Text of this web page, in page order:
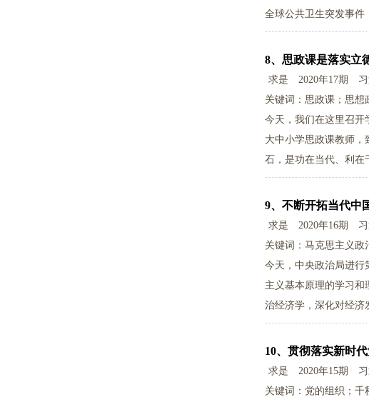
全球公共卫生突发事件
8、 思政课是落实立
求是 2020年17期
关键词：思政课；思
今天，我们在这里召开
大中小学思政课教师，
石，是功在当代、利在
具有决定性意义。
9、 不断开拓当代中
求是 2020年16期
关键词：马克思主义
今天，中央政治局进行
主义基本原理的学习
治经济学，深化对经济
10、 贯彻落实新时
求是 2020年15期
关键词：党的组织；